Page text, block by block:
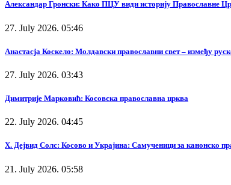
Александар Гронски: Како ПЦУ види историју Православне
27. July 2026. 05:46
Анастасја Коскело: Молдавски православни свет – између
27. July 2026. 03:43
Димитрије Марковић: Косовска православна црква
22. July 2026. 04:45
Х. Дејвид Солс: Косово и Украјина: Самученици за канонско
21. July 2026. 05:58